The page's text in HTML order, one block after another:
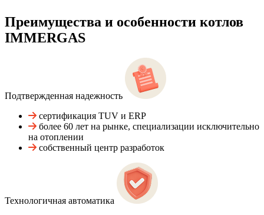
Преимущества и особенности котлов
IMMERGAS
Подтвержденная надежность
сертификация TUV и ERP
более 60 лет на рынке, специализации исключительно
на отоплении
собственный центр разработок
Технологичная автоматика